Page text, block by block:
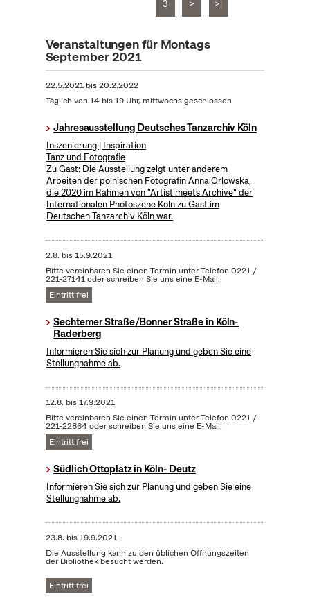
3 > >|
Veranstaltungen für Montags
September 2021
22.5.2021bis20.2.2022
Täglich von 14 bis 19 Uhr, mittwochs geschlossen
Jahresausstellung Deutsches Tanzarchiv Köln
Inszenierung | Inspiration
Tanz und Fotografie
Zu Gast: Die Ausstellung zeigt unter anderem
Arbeiten der polnischen Fotografin Anna Orlowska,
die 2020 im Rahmen von "Artist meets Archive" der
Internationalen Photoszene Köln zu Gast im
Deutschen Tanzarchiv Köln war.
2.8. bis15.9.2021
Bitte vereinbaren Sie einen Termin unter Telefon 0221 /
221-27141 oder schreiben Sie uns eine E-Mail.
Eintritt frei
Sechtemer Straße/Bonner Straße in Köln-
Raderberg
Informieren Sie sich zur Planung und geben Sie eine
Stellungnahme ab.
12.8. bis17.9.2021
Bitte vereinbaren Sie einen Termin unter Telefon 0221 /
221-22864 oder schreiben Sie uns eine E-Mail.
Eintritt frei
Südlich Ottoplatz in Köln- Deutz
Informieren Sie sich zur Planung und geben Sie eine
Stellungnahme ab.
23.8. bis19.9.2021
Die Ausstellung kann zu den üblichen Öffnungszeiten
der Bibliothek besucht werden.
Eintritt frei